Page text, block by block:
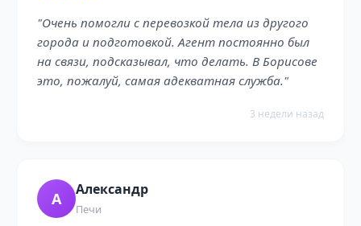
"Очень помогли с перевозкой тела из другого
города и подготовкой. Агент постоянно был
на связи, подсказывал, что делать. В Борисове
это, пожалуй, самая адекватная служба."
3 недели назад
А Александр
Печи